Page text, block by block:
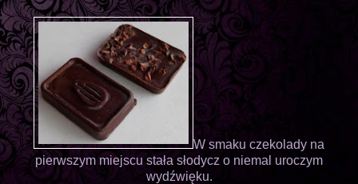
W smaku czekolady na
pierwszym miejscu stała słodycz o niemal uroczym
wydźwięku.